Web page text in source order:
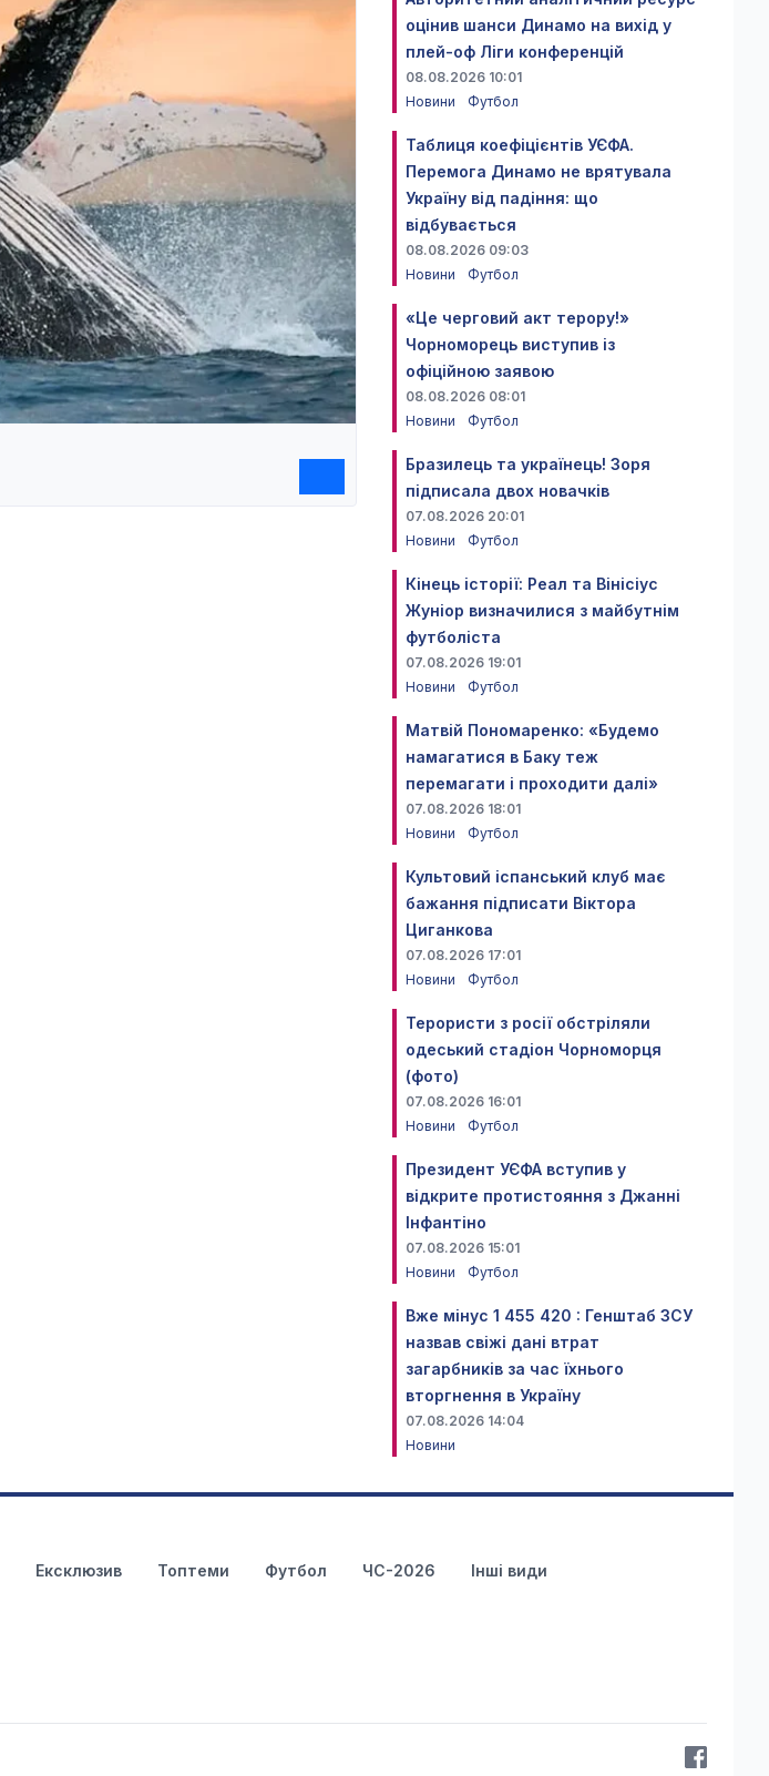
оцінив шанси Динамо на вихід у
плей-оф Ліги конференцій
08.08.2026 10:01
Новини
Футбол
Таблиця коефіцієнтів УЄФА.
Перемога Динамо не врятувала
Україну від падіння: що
відбувається
08.08.2026 09:03
Новини
Футбол
«Це черговий акт терору!»
Чорноморець виступив із
офіційною заявою
08.08.2026 08:01
Новини
Футбол
Бразилець та українець! Зоря
підписала двох новачків
07.08.2026 20:01
Новини
Футбол
Кінець історії: Реал та Вінісіус
Жуніор визначилися з майбутнім
футболіста
07.08.2026 19:01
Новини
Футбол
Матвій Пономаренко: «Будемо
намагатися в Баку теж
перемагати і проходити далі»
07.08.2026 18:01
Новини
Футбол
Культовий іспанський клуб має
бажання підписати Віктора
Циганкова
07.08.2026 17:01
Новини
Футбол
Терористи з росії обстріляли
одеський стадіон Чорноморця
(фото)
07.08.2026 16:01
Новини
Футбол
Президент УЄФА вступив у
відкрите протистояння з Джанні
Інфантіно
07.08.2026 15:01
Новини
Футбол
Вже мінус 1 455 420 : Генштаб ЗСУ
назвав свіжі дані втрат
загарбників за час їхнього
вторгнення в Україну
07.08.2026 14:04
Новини
Ексклюзив Топтеми Футбол ЧС-2026 Інші види